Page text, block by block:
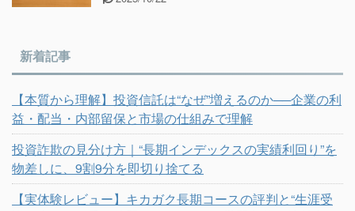
新着記事
【本質から理解】投資信託は“なぜ”増えるのか──企業の利
益・配当・内部留保と市場の仕組みで理解
投資詐欺の見分け方｜“長期インデックスの実績利回り”を
物差しに、9割9分を即切り捨てる
【実体験レビュー】キカガク長期コースの評判と“生涯受